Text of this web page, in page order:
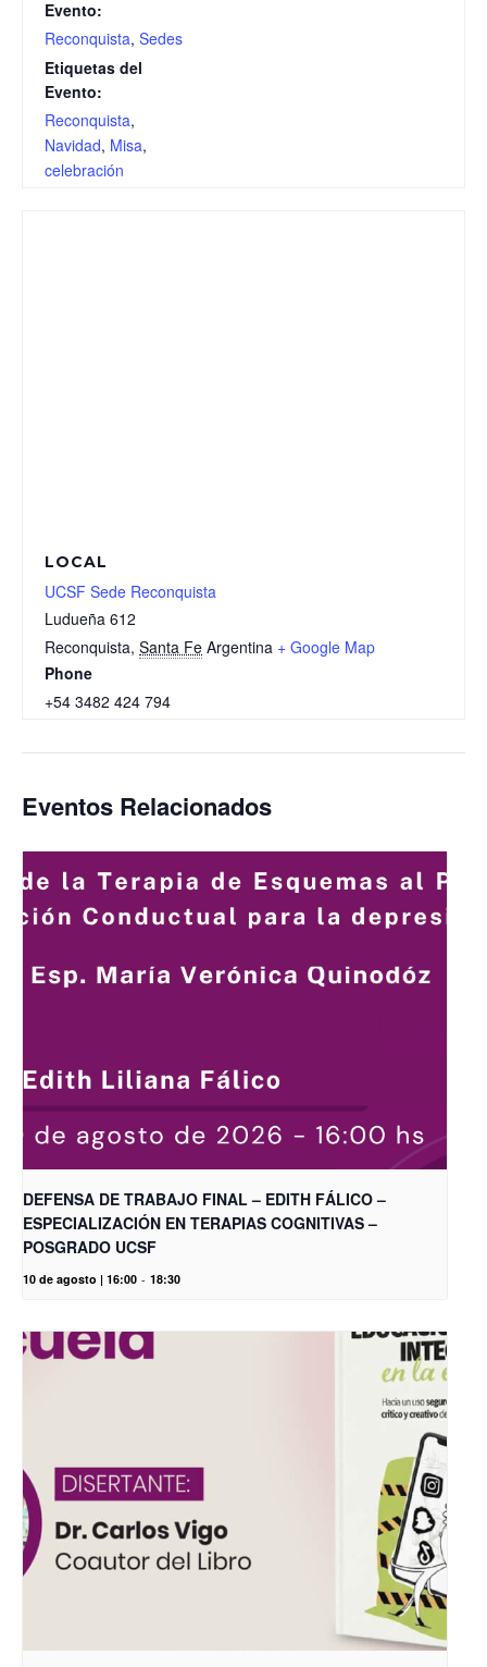
Evento:
Reconquista, Sedes
Etiquetas del
Evento:
Reconquista,
Navidad, Misa,
celebración
LOCAL
UCSF Sede Reconquista
Ludueña 612
Reconquista, Santa Fe Argentina + Google Map
Phone
+54 3482 424 794
Eventos Relacionados
DEFENSA DE TRABAJO FINAL – EDITH FÁLICO –
ESPECIALIZACIÓN EN TERAPIAS COGNITIVAS –
POSGRADO UCSF
10 de agosto | 16:00 - 18:30